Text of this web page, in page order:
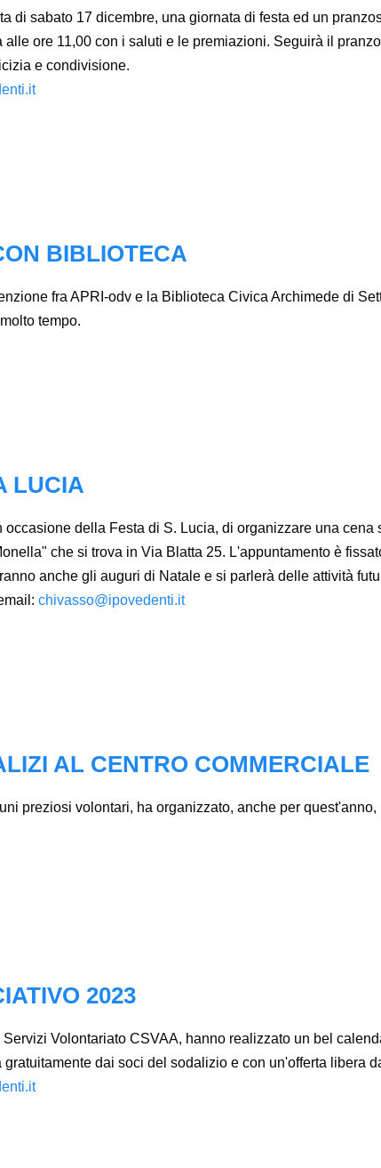
di sabato 17 dicembre, una giornata di festa ed un
ore 11,00 con i saluti e le premiazioni. Seguirà il
e condivisione.
BIBLIOTECA
fra APRI-odv e la Biblioteca Civica Archimede di
tempo.
LUCIA
della Festa di S. Lucia, di organizzare una
che si trova in Via Blatta 25. L'appuntamento è
anche gli auguri di Natale e si parlerà delle attività
chivasso@ipovedenti.it
AL CENTRO COMMERCIALE
preziosi volontari, ha organizzato, anche per
2023
Volontariato CSVAA, hanno realizzato un bel
dai soci del sodalizio e con un'offerta libera